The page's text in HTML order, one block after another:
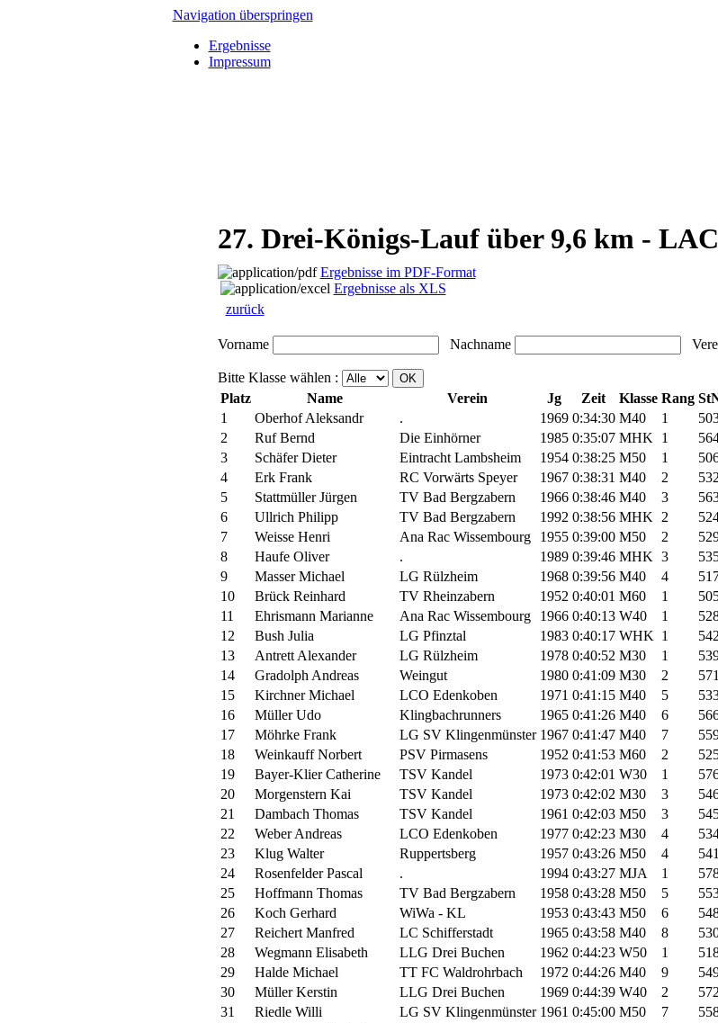
Navigation überspringen
Ergebnisse
Impressum
27. Drei-Königs-Lauf über 9,6 km -
Ergebnisse im PDF-Format
Ergebnisse als XLS
zurück
Vorname Nachname
Bitte Klasse wählen :
Platz
Name Verein Jg Zeit Klasse Rang
1
Oberhof Aleksandr . 1969 0:34:30 M40 1
2
Ruf Bernd Die Einhörner 1985 0:35:07 MHK 1
3
Schäfer Dieter Eintracht Lambsheim 1954 0:38:25 M50 1
4
Erk Frank RC Vorwärts Speyer 1967 0:38:31 M40 2
5
Stattmüller Jürgen TV Bad Bergzabern 1966 0:38:46 M40 3
6
Ullrich Philipp TV Bad Bergzabern 1992 0:38:56 MHK 2
7
Weisse Henri Ana Rac Wissembourg 1955 0:39:00 M50 2
8
Haufe Oliver . 1989 0:39:46 MHK 3
9
Masser Michael LG Rülzheim 1968 0:39:56 M40 4
10
Brück Reinhard TV Rheinzabern 1952 0:40:01 M60 1
11
Ehrismann Marianne Ana Rac Wissembourg 1966 0:40:13 W40 1
12
Bush Julia LG Pfinztal 1983 0:40:17 WHK 1
13
Antrett Alexander LG Rülzheim 1978 0:40:52 M30 1
14
Gradolph Andreas Weingut 1980 0:41:09 M30 2
571
15
Kirchner Michael LCO Edenkoben 1971 0:41:15 M40 5
16
Müller Udo Klingbachrunners 1965 0:41:26 M40 6
17
Möhrke Frank LG SV Klingenmünster 1967 0:41:47 M40 7
18
Weinkauff Norbert PSV Pirmasens 1952 0:41:53 M60 2
19
Bayer-Klier Catherine TSV Kandel 1973 0:42:01 W30 1
20
Morgenstern Kai TSV Kandel 1973 0:42:02 M30 3
21
Dambach Thomas TSV Kandel 1961 0:42:03 M50 3
22
Weber Andreas LCO Edenkoben 1977 0:42:23 M30 4
23
Klug Walter Ruppertsberg 1957 0:43:26 M50 4
541
24
Rosenfelder Pascal . 1994 0:43:27 MJA 1
25
Hoffmann Thomas TV Bad Bergzabern 1958 0:43:28 M50 5
26
Koch Gerhard WiWa - KL 1953 0:43:43 M50 6
27
Reichert Manfred LC Schifferstadt 1965 0:43:58 M40 8
28
Wegmann Elisabeth LLG Drei Buchen 1962 0:44:23 W50 1
29
Halde Michael TT FC Waldrohrbach 1972 0:44:26 M40 9
30
Müller Kerstin LLG Drei Buchen 1969 0:44:39 W40 2
31
Riedle Willi LG SV Klingenmünster 1961 0:45:00 M50 7